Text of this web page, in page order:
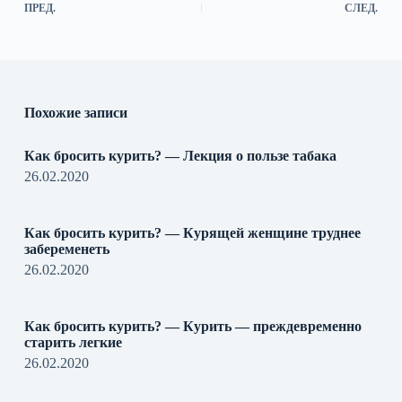
ПРЕД. СЛЕД.
Похожие записи
Как бросить курить? — Лекция о пользе табака
26.02.2020
Как бросить курить? — Курящей женщине труднее
забеременеть
26.02.2020
Как бросить курить? — Курить — преждевременно
старить легкие
26.02.2020